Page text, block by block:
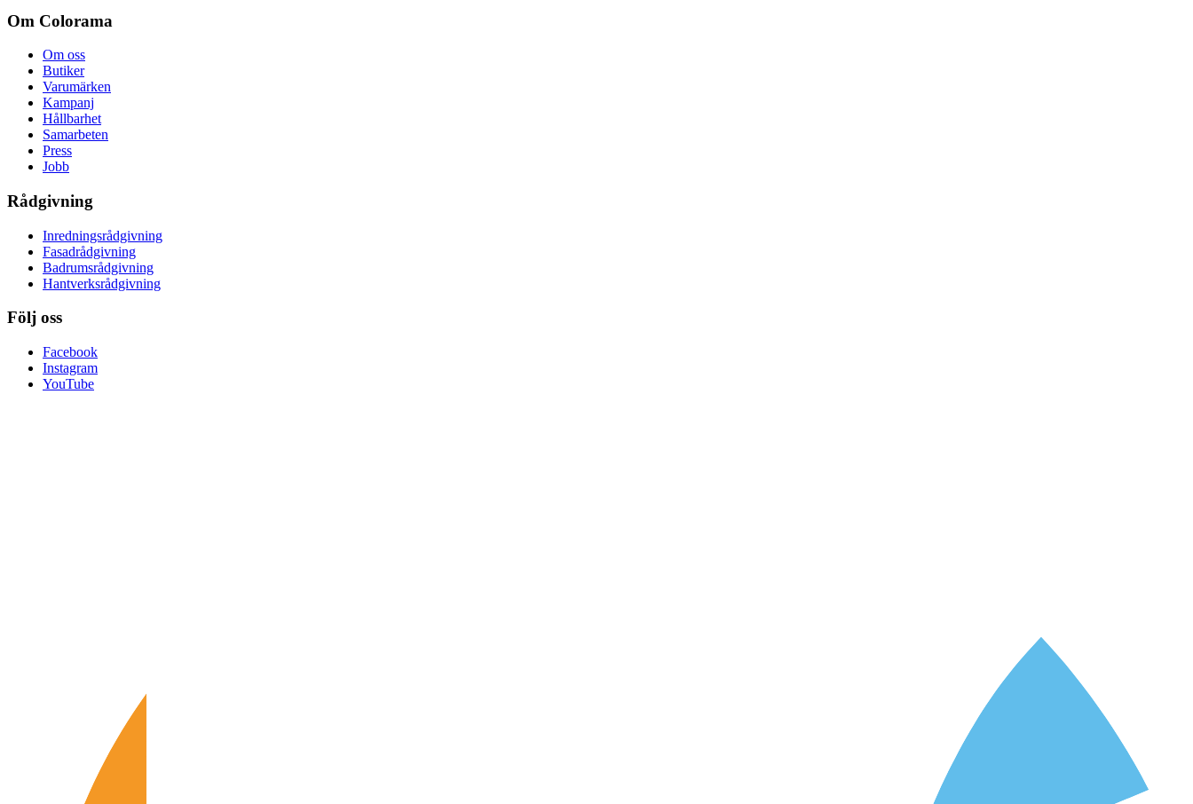
Om Colorama
Om oss
Butiker
Varumärken
Kampanj
Hållbarhet
Samarbeten
Press
Jobb
Rådgivning
Inredningsrådgivning
Fasadrådgivning
Badrumsrådgivning
Hantverksrådgivning
Följ oss
Facebook
Instagram
YouTube